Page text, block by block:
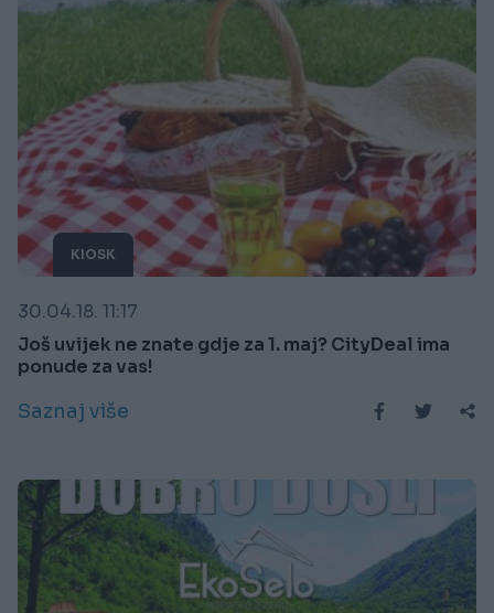
KIOSK
30.04.18. 11:17
Još uvijek ne znate gdje za 1. maj? CityDeal ima
ponude za vas!
Saznaj više